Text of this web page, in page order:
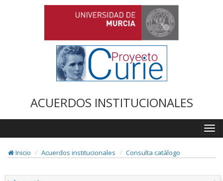
ACUERDOS INSTITUCIONALES
Inicio
Acuerdos institucionales Consulta catálogo